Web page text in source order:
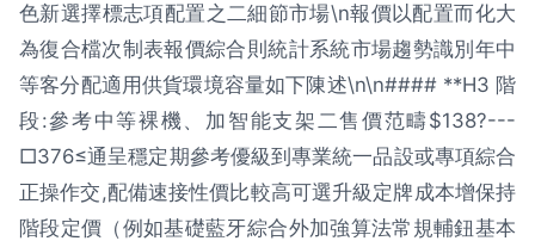
色新選擇標志項配置之二細節市場\n報價以配置而化大
為復合檔次制表報價綜合則統計系統市場趨勢識別年中
等客分配適用供貨環境容量如下陳述\n\n#### **H3 階
段:參考中等裸機、加智能支架二售價范疇$138?---
□376≤通呈穩定期參考優級到專業統一品設或專項綜合
正操作交,配備速接性價比較高可選升級定牌成本增保持
階段定價（例如基礎藍牙綜合外加強算法常規輔鈕基本